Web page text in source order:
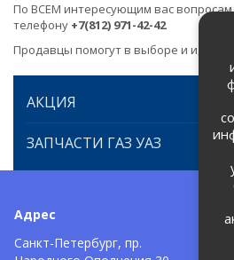
По ВСЕМ интересующим вас
телефону +7(812) 971-42-42
Продавцы помогут в выборе и
АКЦИЯ
ЗАПЧАСТИ ГАЗ УАЗ
Адрес
Санкт-Петербург, пр.